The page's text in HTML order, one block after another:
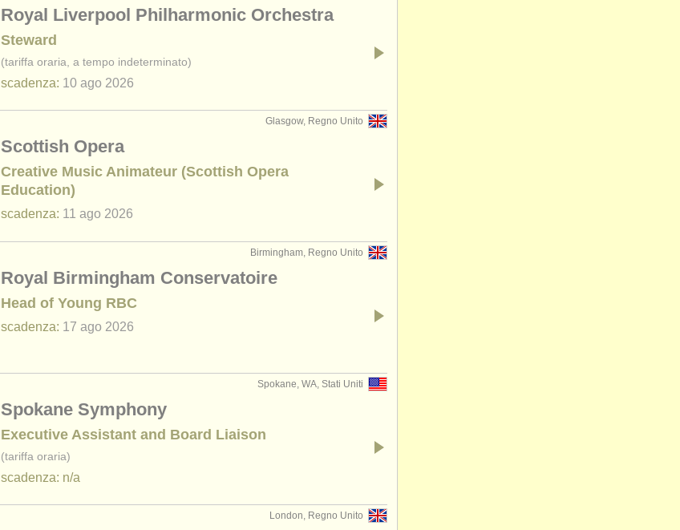
Royal Liverpool Philharmonic Orchestra
Steward
(tariffa oraria, a tempo indeterminato)
scadenza: 10 ago 2026
Glasgow, Regno Unito
Scottish Opera
Creative Music Animateur (Scottish Opera
Education)
scadenza: 11 ago 2026
Birmingham, Regno Unito
Royal Birmingham Conservatoire
Head of Young RBC
scadenza: 17 ago 2026
Spokane, WA, Stati Uniti
Spokane Symphony
Executive Assistant and Board Liaison
(tariffa oraria)
scadenza: n/a
London, Regno Unito